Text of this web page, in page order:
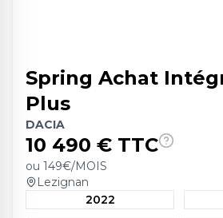
Spring Achat
Plus
DACIA
10 490 € TTC
ou 149€/MOIS
Lezignan
2022